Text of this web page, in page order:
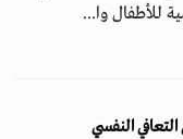
للأطفال وا...
النفسي